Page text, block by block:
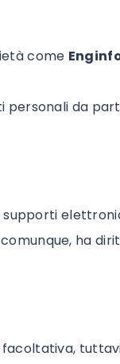
come
personali da
ha
facoltativa,